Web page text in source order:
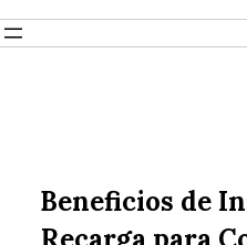
Beneficios de